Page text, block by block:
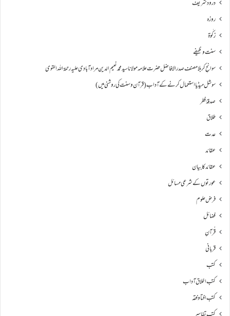
درود شریف
روزہ
زکٰوۃ
سنت وظیفے
سوانحِ كربلا مصنف صدر الافاضل حضرت علامہ مولانا سید محمد نعیم الدین مراد آبادی علیہ رحمۃ اللہ القوی
سوشل میڈیا استعمال کرنے کے آداب (قرآن و سنت کی روشنی میں)
صدقۂ فطر
طلاق
عدت
عقائد
عقائد کا بیان
عورتوں کے شرعی مسائل
فرض علوم
فضائل
قُرآنِ
قربانی
کتب
کتب اخلاق آداب
کتب افتا و فقہ